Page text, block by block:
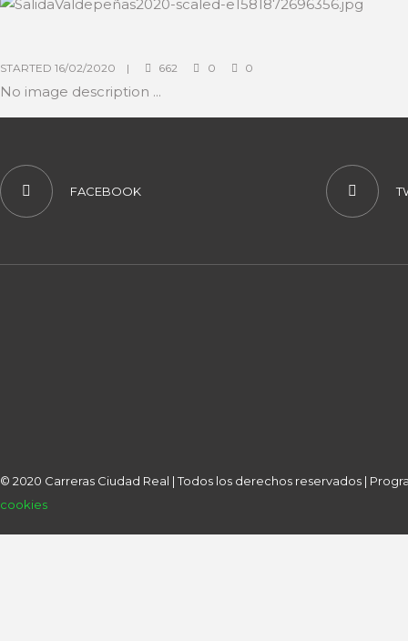
STARTED 16/02/2020 662 0 0
No image description ...
FACEBOOK
© 2020 Carreras Ciudad Real | Todos los derechos reservados |
cookies